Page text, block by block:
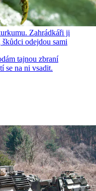
Zahrádkáři ji
odejdou sami
tajnou zbraní
se na ni vsadit.